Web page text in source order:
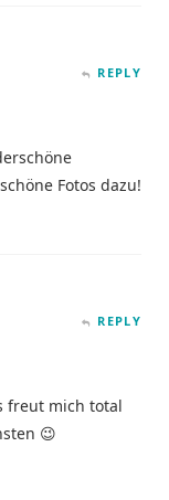
REPLY
Fotos dazu!
REPLY
freut mich total
😉